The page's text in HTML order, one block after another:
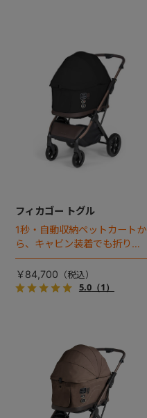
フィカゴー トグル
1秒・自動収納ペットカートか
ら、キャビン装着でも折りた
ためるモデルが登場！
￥84,700
5.0（1）